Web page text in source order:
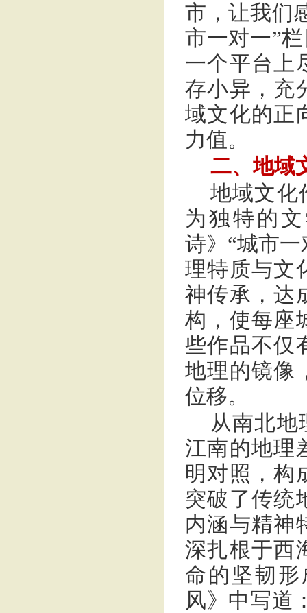
市，让我们
市一对一”
一个平台上
存小异，充
域文化的正
力值。
二、地域
地域文化
为独特的
诗》“城市
理特质与文
神传承，达
构，使每座
些作品不仅
地理的镜像
位移。
从南北地
江南的地理
明对照，构
突破了传统
内涵与精神
深扎根于西
命的坚韧
风》中写道